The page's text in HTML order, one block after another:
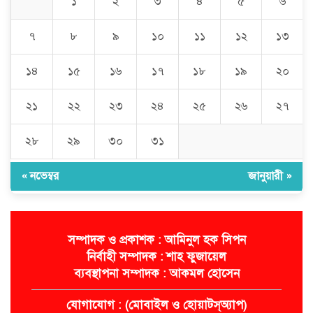
জগন্নাথপুরে হত্যা মামলার আসামিদের
৭ ৮ ৯ ১০ ১১ ১২ ১৩
১৪ ১৫ ১৬ ১৭ ১৮ ১৯ ২০
২১ ২২ ২৩ ২৪ ২৫ ২৬ ২৭
২৮ ২৯ ৩০ ৩১
« নভেম্বর জানুয়ারী »
সম্পাদক ও প্রকাশক : আমিনুল হক সিপন
নির্বাহী সম্পাদক : শাহ ফুজায়েল
ব্যবস্থাপনা সম্পাদক : আকমল হোসেন
যোগাযোগ : (মোবাইল ও হোয়াটস্অ্যাপ)